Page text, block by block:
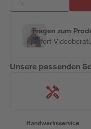
Fragen zum
Sofort-
Unsere passenden
Handwerksservice